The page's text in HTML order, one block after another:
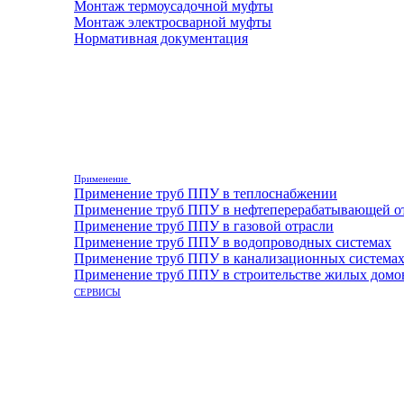
Монтаж термоусадочной муфты
Монтаж электросварной муфты
Нормативная документация
Применение
Применение труб ППУ в теплоснабжении
Применение труб ППУ в нефтеперерабатывающей
Применение труб ППУ в газовой отрасли
Применение труб ППУ в водопроводных системах
Применение труб ППУ в канализационных системах
Применение труб ППУ в строительстве жилых
СЕРВИСЫ